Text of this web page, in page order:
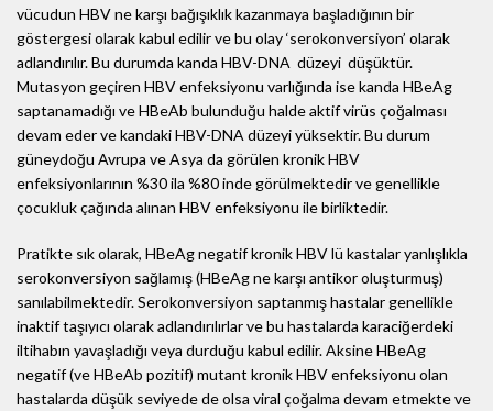
vücudun HBV ne karşı bağışıklık kazanmaya başladığının bir
göstergesi olarak kabul edilir ve bu olay ‘serokonversiyon’ olarak
adlandırılır. Bu durumda kanda HBV-DNA düzeyi düşüktür.
Mutasyon geçiren HBV enfeksiyonu varlığında ise kanda HBeAg
saptanamadığı ve HBeAb bulunduğu halde aktif virüs çoğalması
devam eder ve kandaki HBV-DNA düzeyi yüksektir. Bu durum
güneydoğu Avrupa ve Asya da görülen kronik HBV
enfeksiyonlarının %30 ila %80 inde görülmektedir ve genellikle
çocukluk çağında alınan HBV enfeksiyonu ile birliktedir.
Pratikte sık olarak, HBeAg negatif kronik HBV lü kastalar yanlışlıkla
serokonversiyon sağlamış (HBeAg ne karşı antikor oluşturmuş)
sanılabilmektedir. Serokonversiyon saptanmış hastalar genellikle
inaktif taşıyıcı olarak adlandırılırlar ve bu hastalarda karaciğerdeki
iltihabın yavaşladığı veya durduğu kabul edilir. Aksine HBeAg
negatif (ve HBeAb pozitif) mutant kronik HBV enfeksiyonu olan
hastalarda düşük seviyede de olsa viral çoğalma devam etmekte ve